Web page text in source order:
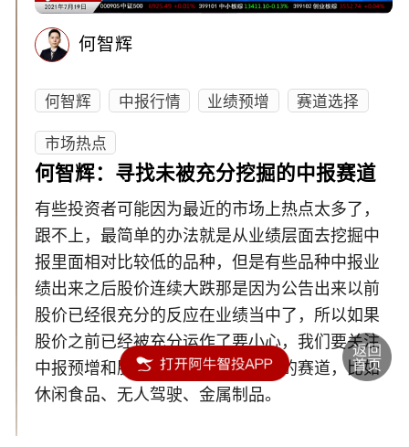
何智辉
何智辉 中报行情 业绩预增
赛道选择
市场热点
何智辉：寻找未被充分挖掘的中报赛道
有些投资者可能因为最近的市场上热点太多了，
跟不上，最简单的办法就是从业绩层面去挖掘中
报里面相对比较低的品种，但是有些品种中报业
绩出来之后股价连续大跌那是因为公告出来以前
股价已经很充分的反应在业绩当中了，所以如果
股价之前已经被充分运作了要小心，我们要关注
中报预增和股价没有被充分挖掘过的赛道，比如
休闲食品、无人驾驶、金属制品。